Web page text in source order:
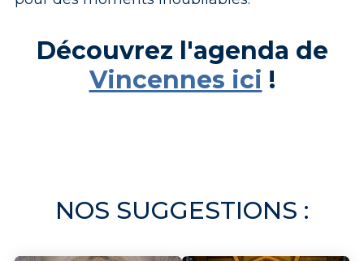
Découvrez l'agenda de
Vincennes ici !
NOS SUGGESTIONS :